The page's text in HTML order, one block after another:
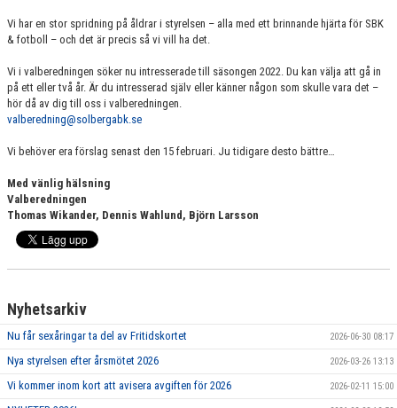
Vi har en stor spridning på åldrar i styrelsen – alla med ett brinnande hjärta för SBK
& fotboll – och det är precis så vi vill ha det.
Vi i valberedningen söker nu intresserade till säsongen 2022. Du kan välja att gå in
på ett eller två år. Är du intresserad själv eller känner någon som skulle vara det –
hör då av dig till oss i valberedningen.
valberedning@solbergabk.se
Vi behöver era förslag senast den 15 februari. Ju tidigare desto bättre…
Med vänlig hälsning
Valberedningen
Thomas Wikander, Dennis Wahlund, Björn Larsson
Nyhetsarkiv
Nu får sexåringar ta del av Fritidskortet 2026-06-30 08:17
Nya styrelsen efter årsmötet 2026 2026-03-26 13:13
Vi kommer inom kort att avisera avgiften för 2026 2026-02-11 15:00